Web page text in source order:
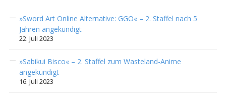
»Sword Art Online Alternative: GGO« – 2. Staffel nach 5
Jahren angekündigt
22. Juli 2023
»Sabikui Bisco« – 2. Staffel zum Wasteland-Anime
angekündigt
16. Juli 2023